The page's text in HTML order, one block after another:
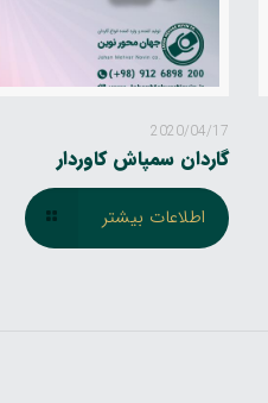
2020/04/17
گاردان سمپاش کاوردار
اطلاعات بیشتر